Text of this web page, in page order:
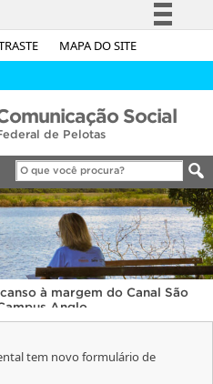
MAPA DO SITE
Simplifique!
Acesso à informação
Legislação
Canais
Social
de Pelotas
à margem do Canal São
Anglo
tem novo formulário de